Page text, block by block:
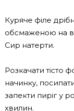
Куряче філе
обсмаженою на
Сир натерти.
Розкачати тісто
начинку,
запекти пиріг у
хвилин.